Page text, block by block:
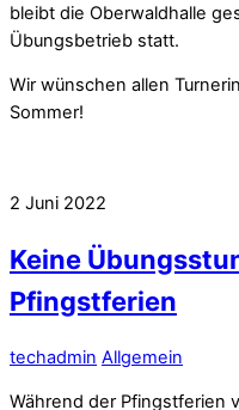
bleibt die Oberwaldhalle
Übungsbetrieb statt.
Wir wünschen allen
Sommer!
2 Juni 2022
Keine
Pfingstferien
techadmin Allgemein
Während der Pfingstferien